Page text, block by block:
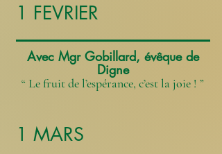
1 FEVRIER
Avec Mgr Gobillard, évêque de
Digne
“ Le fruit de l’espérance, c’est la joie ! ”
1 MARS